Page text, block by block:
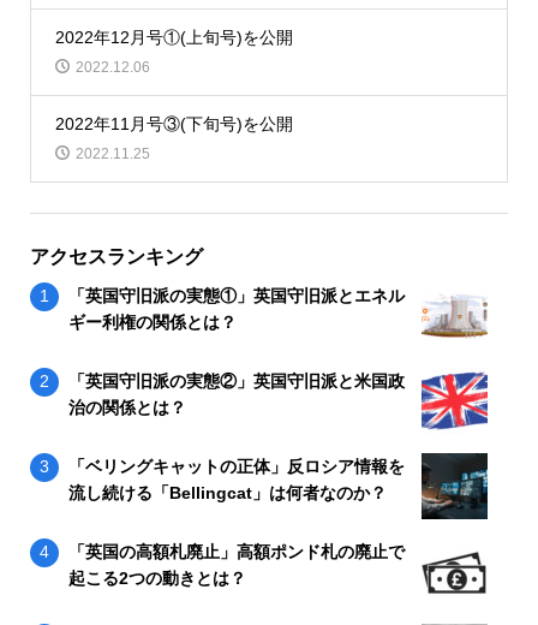
2022年12月号①(上旬号)を公開
2022.12.06
2022年11月号③(下旬号)を公開
2022.11.25
アクセスランキング
「英国守旧派の実態①」英国守旧派とエネル
ギー利権の関係とは？
「英国守旧派の実態②」英国守旧派と米国政
治の関係とは？
「ベリングキャットの正体」反ロシア情報を
流し続ける「Bellingcat」は何者なのか？
「英国の高額札廃止」高額ポンド札の廃止で
起こる2つの動きとは？